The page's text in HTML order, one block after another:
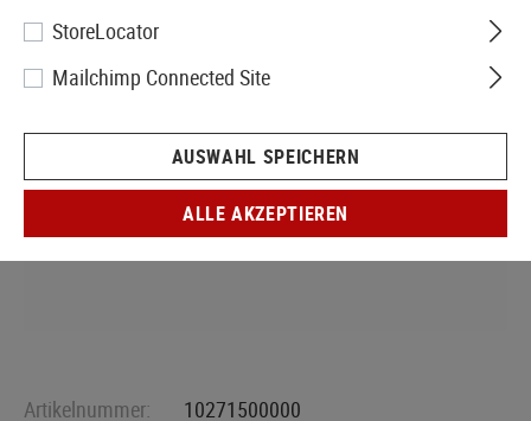
Artikelnummer:
10271500000
StoreLocator
Mailchimp Connected Site
AUSWAHL SPEICHERN
ALLE AKZEPTIEREN